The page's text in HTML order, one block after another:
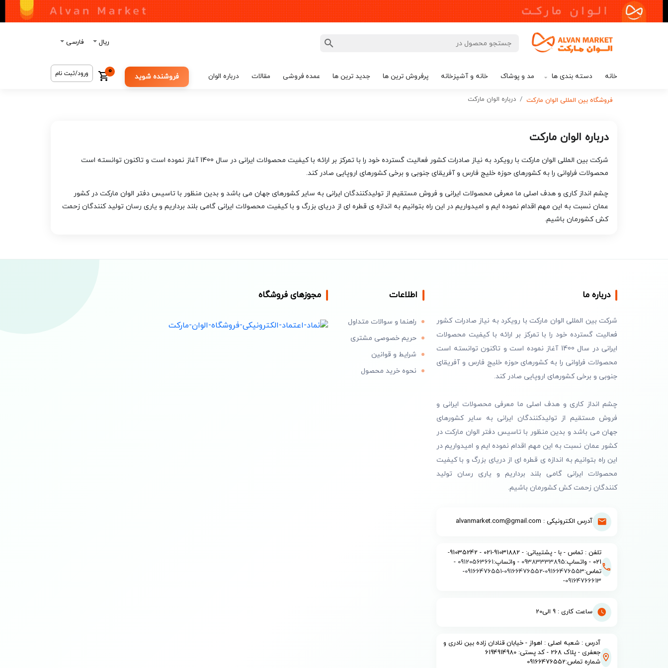
ریال فارسی
خانه دسته بندی ها مد و پوشاک خانه و آشپزخانه پرفروش ترین ها جدید ترین ها عمده فروشی مقالات درباره الوان فروشنده شوید
0 ورود/ثبت نام
فروشگاه بین المللی الوان مارکت درباره الوان مارکت
درباره الوان مارکت
شرکت بین المللی الوان مارکت با رویکرد به نیاز صادرات کشور فعالیت گسترده خود را با تمرکز بر ارائه با کیفیت محصولات ایرانی در سال 1400 آغاز نموده است و تاکنون توانسته است
محصولات فراوانی را به کشورهای حوزه خلیج فارس و آفریقای جنوبی و برخی کشورهای اروپایی صادر کند.
چشم انداز کاری و هدف اصلی ما معرفی محصولات ایرانی و فروش مستقیم از تولیدکنندگان ایرانی به سایر کشورهای جهان می باشد و بدین منظور با تاسیس دفتر الوان مارکت در کشور
عمان نسبت به این مهم اقدام نموده ایم و امیدواریم در این راه بتوانیم به اندازه ی قطره ای از دریای بزرگ و با کیفیت محصولات ایرانی گامی بلند برداریم و یاری رسان تولید کنندگان زحمت
کش کشورمان باشیم.
درباره ما
شرکت بین المللی الوان مارکت با رویکرد به نیاز صادرات کشور
فعالیت گسترده خود را با تمرکز بر ارائه با کیفیت محصولات
ایرانی در سال 1400 آغاز نموده است و تاکنون توانسته است
محصولات فراوانی را به کشورهای حوزه خلیج فارس و آفریقای
جنوبی و برخی کشورهای اروپایی صادر کند.
چشم انداز کاری و هدف اصلی ما معرفی محصولات ایرانی و
فروش مستقیم از تولیدکنندگان ایرانی به سایر کشورهای
جهان می باشد و بدین منظور با تاسیس دفتر الوان مارکت در
کشور عمان نسبت به این مهم اقدام نموده ایم و امیدواریم در
این راه بتوانیم به اندازه ی قطره ای از دریای بزرگ و با کیفیت
محصولات ایرانی گامی بلند برداریم و یاری رسان تولید
کنندگان زحمت کش کشورمان باشیم.
آدرس الکترونیکی : alvanmarket.com@gmail.com
تلفن : تماس - با - پشتیبانی: - 91031882-021 - 91035242-
021 - واتساپ:
09383333895 - واتساپ:09120563661
-
تماس:09166476553
-
09166476552
-
09166476551
-
09164766613
-
ساعت کاری : 9 الی20
آدرس : شعبه اصلی : اهواز - خیابان قنادان زاده بین نادری و
جعفری - پلاک 268 - کد پستی: 6194914980
شماره تماس:09166476552
اطلاعات
راهنما و سوالات متداول
حریم خصوصی مشتری
شرایط و قوانین
نحوه خرید محصول
مجوزهای فروشگاه